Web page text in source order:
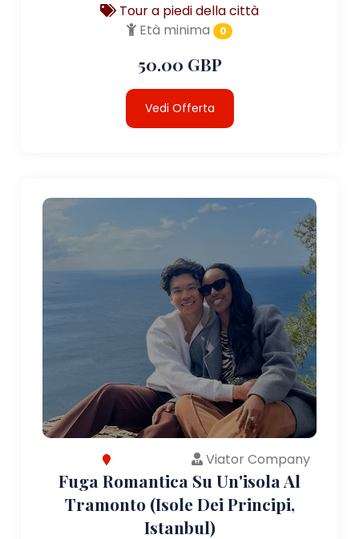
Tour a piedi della città
Età minima
0
50.00 GBP
Vedi Offerta
Viator Company
Fuga Romantica Su Un'isola Al
Tramonto (Isole Dei Principi,
Istanbul)